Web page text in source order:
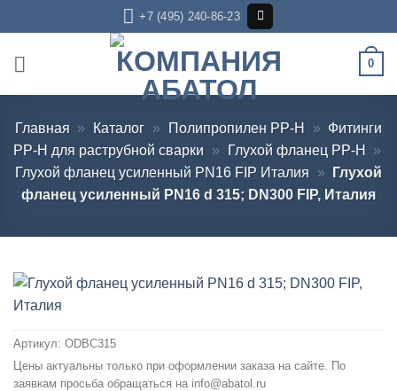
to
content
+7 (495) 240-86-23
0
Главная » Каталог » Полипропилен PP-H » Фитинги
PP-H для раструбной сварки
» Глухой фланец PP-H
»
Глухой фланец усиленный PN16 FIP Италия
»
Глухой
фланец усиленный PN16 d 315; DN300 FIP, Италия
Артикул: ODBC315
Цены актуальны только при оформлении заказа на сайте. По
заявкам просьба обращаться на info@abatol.ru